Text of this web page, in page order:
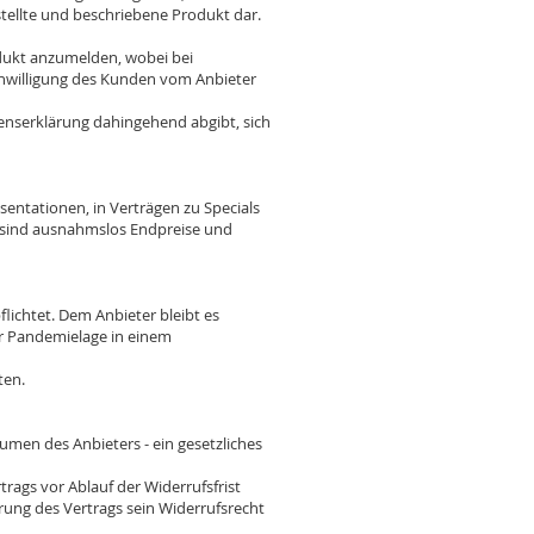
und beschriebene Produkt dar.
anzumelden, wobei bei
des Kunden vom Anbieter
dahingehend abgibt, sich
in Verträgen zu Specials
ausnahmslos Endpreise und
Dem Anbieter bleibt es
in einem
des Anbieters - ein gesetzliches
vor Ablauf der Widerrufsfrist
des Vertrags sein Widerrufsrecht